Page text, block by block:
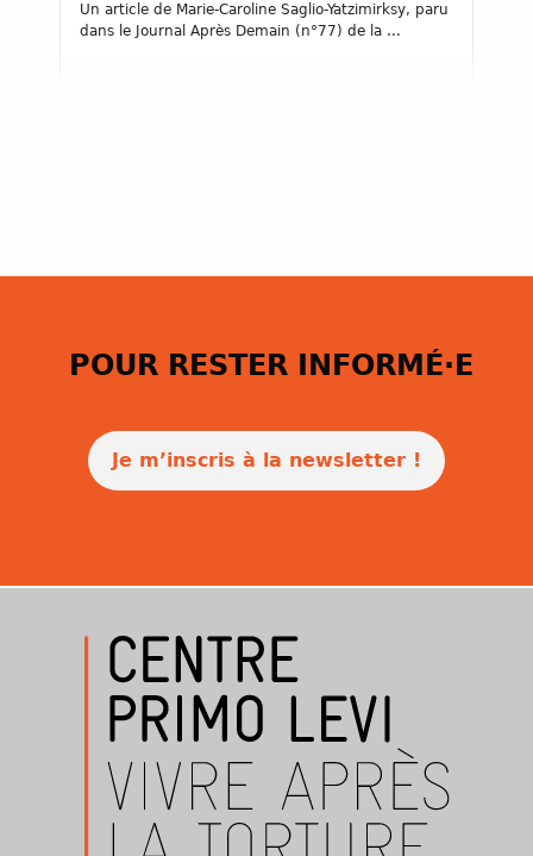
Un article de Marie-Caroline Saglio-Yatzimirksy, paru
dans le Journal Après Demain (n°77) de la ...
POUR RESTER INFORMÉ·E
Je m’inscris à la newsletter !